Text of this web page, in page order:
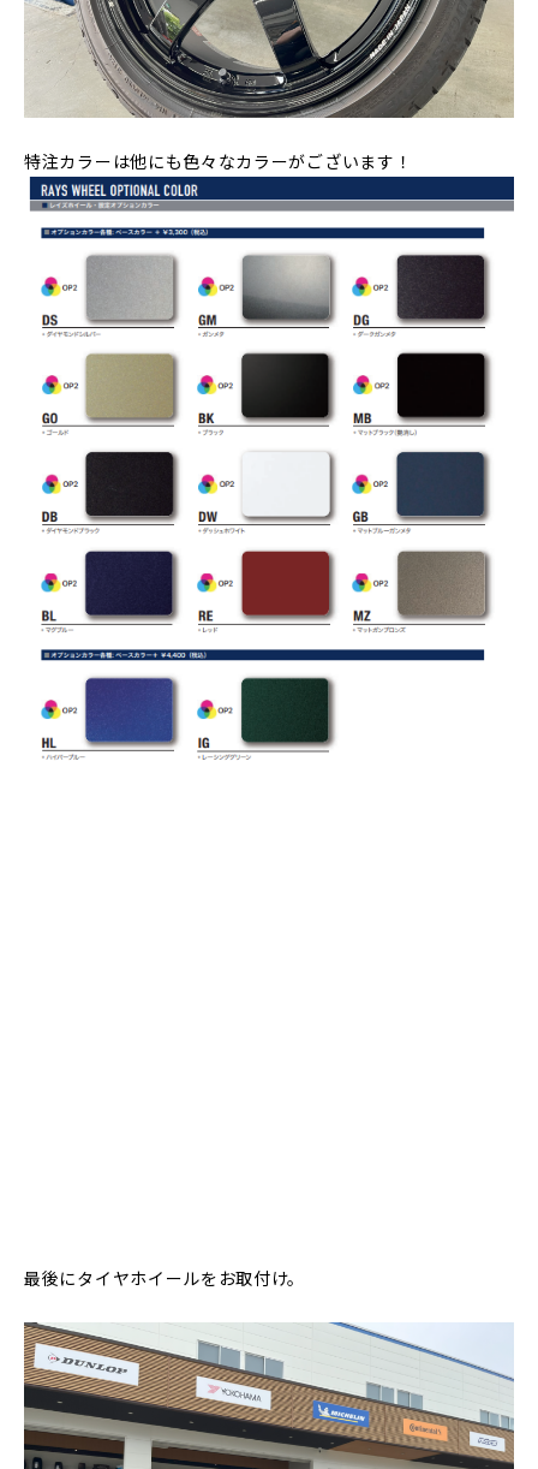
特注カラーは他にも色々なカラーがございます！
最後にタイヤホイールをお取付け。